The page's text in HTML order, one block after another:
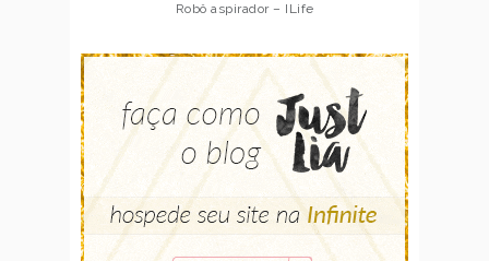
Robô aspirador – ILife